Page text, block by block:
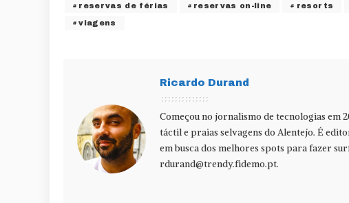
reservas de férias reservas on-line resorts
viagens
Ricardo Durand
Começou no jornalismo de tecnologias em
táctil e praias selvagens do Alentejo. É
em busca dos melhores spots para fazer
rdurand@trendy.fidemo.pt.